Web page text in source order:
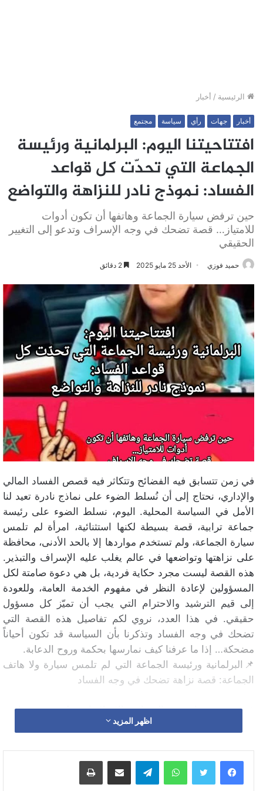
الرئيسية / أخبار
أخبار جهات رأي سياسة مجتمع
افتتاحيتنا اليوم: البرلمانية ورئيسة
الجماعة التي تحدّت كل قواعد
الفساد: نموذج نادر للنزاهة والتواضع
حين ترفض سيارة الجماعة وهاتفها أن تكون أدوات
للامتياز… قصة تضحك في وجه الإسراف وتدعو إلى التغيير
الحقيقي
حميد فوزي الأحد 25 مايو 2025
في زمن تتسابق فيه الفضائح وتتكاثر فيه قصص الفساد المالي
والإداري، نحتاج إلى أن نُسلط الضوء على نماذج نادرة تعيد لنا
الأمل في السياسة المحلية. اليوم، نسلط الضوء على رئيسة
جماعة ترابية، قصة بسيطة لكنها استثنائية، امرأة لم تلمس
سيارة الجماعة، ولم تستخدم مواردها إلا بالحد الأدنى، محافظة
على نزاهتها وتواضعها في عالم يغلب عليه الإسراف والتبذير.
هذه القصة ليست مجرد حكاية فردية، بل هي دعوة صامتة لكل
المسؤولين لإعادة النظر في مفهوم الخدمة العامة، وللعودة
إلى قيم الترشيد والاحترام التي يجب أن تميّز كل مسؤول
حقيقي. في هذا العدد، نروي لكم تفاصيل هذه القصة التي
تضحك في وجه الفساد وتذكرنا بأن السياسة قد تكون أحياناً
مضحكة… إذا ما عرفنا كيف نمارسها بحكمة وروح الدعابة.
📌البرلمانية ورئيسة الجماعة التي لم تلمس سيارة ولا هاتف
الجماعة: قصة نزاهة تضحك في وجه الفساد
ففي زمن تتسابق فيه الفضائح والاختلاسات على تصدر عناوين
الأخبار، وتغيب فيه قيم النزاهة والتواضع عن كثير من
الجماعة ولا استعملت هاتفها، ولم تستغل ميزانية الجماعة إلا
بما يليق، تفتح لنا نافذة نادرة على عالم آخر، عالم الإدارة
اظهر المزيد
واتساب تيلقرام مشاركة عبر البريد طباعة